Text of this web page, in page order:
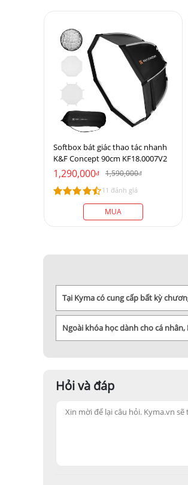
Softbox bát giác thao tác nhanh
K&F Concept 90cm KF18.0007V2
1,290,000đ 1,590,000đ
11 đánh giá
MUA
Tại Kyma có cung cấp bất kỳ
Ngoài khóa học dành cho cá
Hỏi và đáp